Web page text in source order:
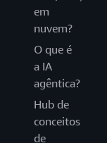
em
nuvem?
O que é
a IA
agêntica?
Hub de
conceitos
de